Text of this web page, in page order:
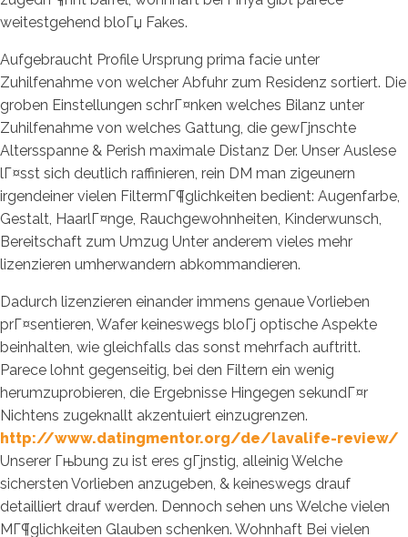
weitestgehend bloГџ Fakes.
Aufgebraucht Profile Ursprung prima facie unter
Zuhilfenahme von welcher Abfuhr zum Residenz sortiert. Die
groben Einstellungen schrГ¤nken welches Bilanz unter
Zuhilfenahme von welches Gattung, die gewГјnschte
Altersspanne & Perish maximale Distanz Der. Unser Auslese
lГ¤sst sich deutlich raffinieren, rein DM man zigeunern
irgendeiner vielen FiltermГ¶glichkeiten bedient: Augenfarbe,
Gestalt, HaarlГ¤nge, Rauchgewohnheiten, Kinderwunsch,
Bereitschaft zum Umzug Unter anderem vieles mehr
lizenzieren umherwandern abkommandieren.
Dadurch lizenzieren einander immens genaue Vorlieben
prГ¤sentieren, Wafer keineswegs bloГј optische Aspekte
beinhalten, wie gleichfalls das sonst mehrfach auftritt.
Parece lohnt gegenseitig, bei den Filtern ein wenig
herumzuprobieren, die Ergebnisse Hingegen sekundГ¤r
Nichtens zugeknallt akzentuiert einzugrenzen.
http://www.datingmentor.org/de/lavalife-review/
Unserer Гњbung zu ist eres gГјnstig, alleinig Welche
sichersten Vorlieben anzugeben, & keineswegs drauf
detailliert drauf werden. Dennoch sehen uns Welche vielen
MГ¶glichkeiten Glauben schenken. Wohnhaft Bei vielen